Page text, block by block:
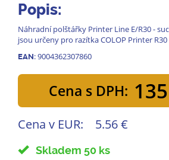
Popis:
Náhradní polštářky Printer Line E/R30 -
jsou určeny pro razítka COLOP Printer
EAN: 9004362307860
Cena s DPH:
Cena v EUR: 5.56 €
Skladem 50 ks